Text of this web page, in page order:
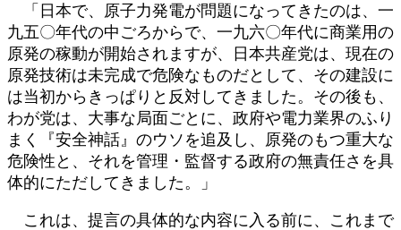
「日本で、原子力発電が問題になってきたのは、一
九五〇年代の中ごろからで、一九六〇年代に商業用の
原発の稼動が開始されますが、日本共産党は、現在の
原発技術は未完成で危険なものだとして、その建設に
は当初からきっぱりと反対してきました。その後も、
わが党は、大事な局面ごとに、政府や電力業界のふり
まく『安全神話』のウソを追及し、原発のもつ重大な
危険性と、それを管理・監督する政府の無責任さを具
体的にただしてきました。」
これは、提言の具体的な内容に入る前に、これまで